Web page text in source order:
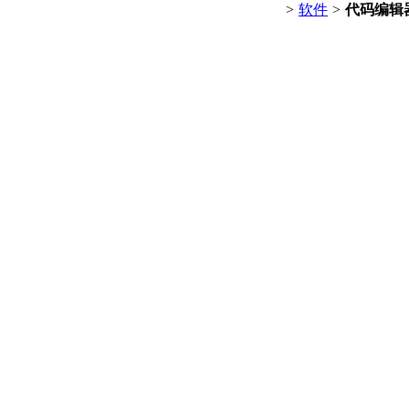
> 软件 > 代码编辑